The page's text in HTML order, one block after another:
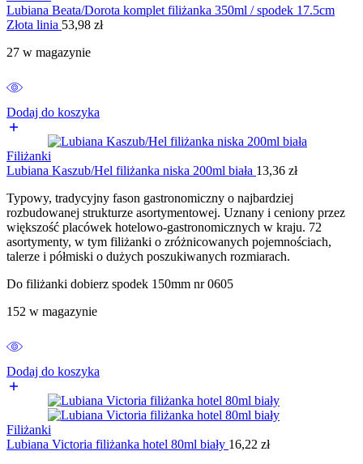
Lubiana Beata/Dorota komplet filiżanka 350ml / spodek 17.5cm
Złota linia 53,98 zł
27 w magazynie
Dodaj do koszyka
Filiżanki
Lubiana Kaszub/Hel filiżanka niska 200ml biała 13,36 zł
Typowy, tradycyjny fason gastronomiczny o najbardziej
rozbudowanej strukturze asortymentowej. Uznany i ceniony przez
większość placówek hotelowo-gastronomicznych w kraju. 72
asortymenty, w tym filiżanki o zróżnicowanych pojemnościach,
talerze i półmiski o dużych poszukiwanych rozmiarach.
Do filiżanki dobierz spodek 150mm nr 0605
152 w magazynie
Dodaj do koszyka
Filiżanki
Lubiana Victoria filiżanka hotel 80ml biały 16,22 zł